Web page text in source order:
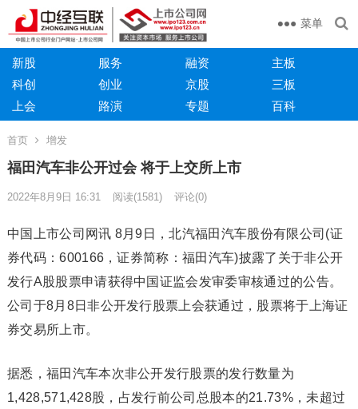
菜单
新股 服务 融资
主板
科创
创业 京股
三板
上会
路演 专题 百科
首页 增发
福田汽车非公开过会 将于上交所上市
2022年8月9日 16:31 阅读(1581) 评论(0)
中国上市公司网讯 8月9日，北汽福田汽车股份有限公司(证
券代码：600166，证券简称：福田汽车)披露了关于非公开
发行A股股票申请获得中国证监会发审委审核通过的公告。
公司于8月8日非公开发行股票上会获通过，股票将于上海证
券交易所上市。
据悉，福田汽车本次非公开发行股票的发行数量为
1,428,571,428股，占发行前公司总股本的21.73%，未超过